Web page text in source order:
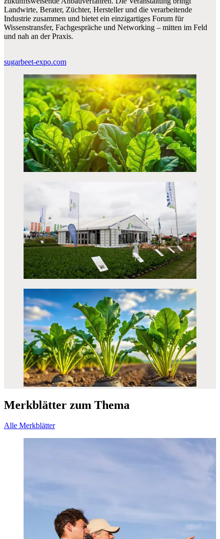
Landwirte, Berater, Züchter, Hersteller und die verarbeitende
Industrie zusammen und bietet ein einzigartiges Forum für
Wissenstransfer, Fachgespräche und Networking – mitten im Feld
und nah an der Praxis.
sugarbeet-expo.com
Merkblätter zum Thema
Alle Merkblätter